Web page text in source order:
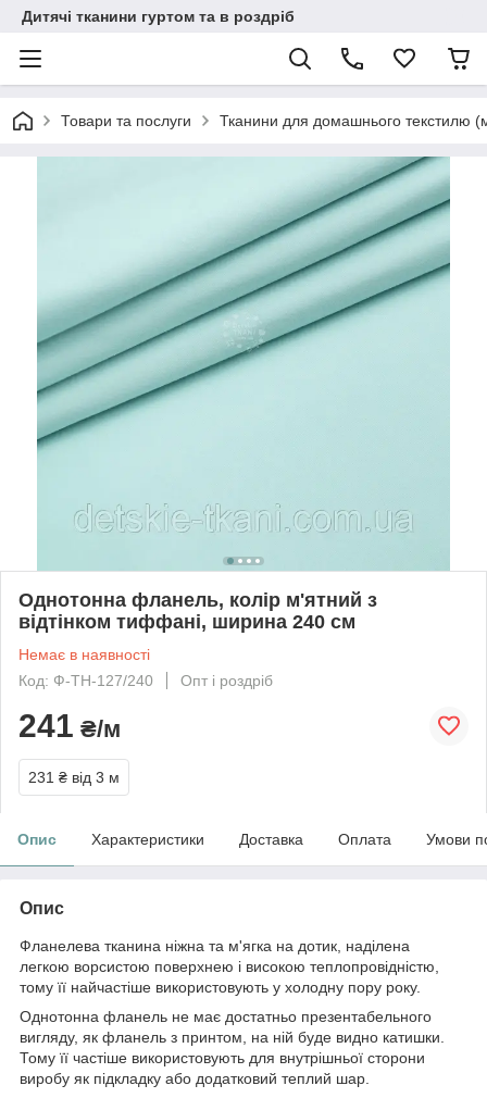
Дитячі тканини гуртом та в роздріб
Товари та послуги Тканини для домашнього текстилю
Однотонна фланель, колір м'ятний з
відтінком тиффані, ширина 240 см
Немає в наявності
Код: Ф-TH-127/240
Опт і роздріб
241 ₴/м
231 ₴ від 3 м
Опис Характеристики Доставка Оплата Умови
Опис
Фланелева тканина ніжна та м'ягка на дотик, наділена
легкою ворсистою поверхнею і високою теплопровідністю,
тому її найчастіше використовують у холодну пору року.
Однотонна фланель не має достатньо презентабельного
вигляду, як фланель з принтом, на ній буде видно катишки.
Тому її частіше використовують для внутрішньої сторони
виробу як підкладку або додатковий теплий шар.